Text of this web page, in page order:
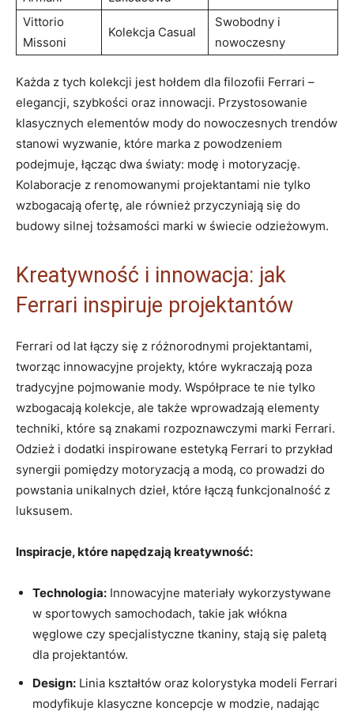
Vittorio
Missoni
Kolekcja Casual
Swobodny i
nowoczesny
Każda z‍ tych⁤ kolekcji jest ⁤hołdem dla ‍filozofii‍ Ferrari –
elegancji, szybkości oraz innowacji. Przystosowanie
klasycznych ⁤elementów mody do nowoczesnych ‍trendów
stanowi ⁤wyzwanie, które marka‍ z‍ powodzeniem
podejmuje, ​łącząc dwa światy: modę‍ i motoryzację.
Kolaboracje ⁢z renomowanymi projektantami nie‌ tylko
wzbogacają ofertę, ale ‌również⁤ przyczyniają się do‍
budowy‌ silnej tożsamości marki ⁣w⁣ świecie odzieżowym.
Kreatywność i innowacja: jak‌
Ferrari ⁤inspiruje‍ projektantów
Ferrari od‍ lat łączy się z różnorodnymi projektantami,
tworząc innowacyjne projekty, które wykraczają‌ poza
⁣tradycyjne‌ pojmowanie mody. Współprace⁣ te nie⁤ tylko
wzbogacają kolekcje, ⁣ale także wprowadzają elementy
techniki, które są znakami ⁢rozpoznawczymi marki Ferrari.‌
Odzież i dodatki inspirowane estetyką‌ Ferrari ‌to⁣ przykład
synergii pomiędzy motoryzacją ‍a modą, co prowadzi do
powstania unikalnych dzieł, które⁤ łączą funkcjonalność ⁢z
luksusem.
Inspiracje, które napędzają kreatywność:
Technologia: Innowacyjne materiały wykorzystywane
w sportowych samochodach, takie jak włókna
węglowe czy specjalistyczne ‍tkaniny, stają się ⁤paletą
dla projektantów.
Design: Linia kształtów oraz kolorystyka modeli Ferrari
‍modyfikuje klasyczne⁣ koncepcje ​w modzie,‍ nadając